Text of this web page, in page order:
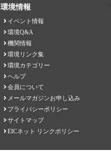
環境情報
イベント情報
環境Q&A
機関情報
環境リンク集
環境カテゴリー
ヘルプ
会員について
メールマガジンお申し込み
プライバシーポリシー
サイトマップ
EICネット リンクポリシー